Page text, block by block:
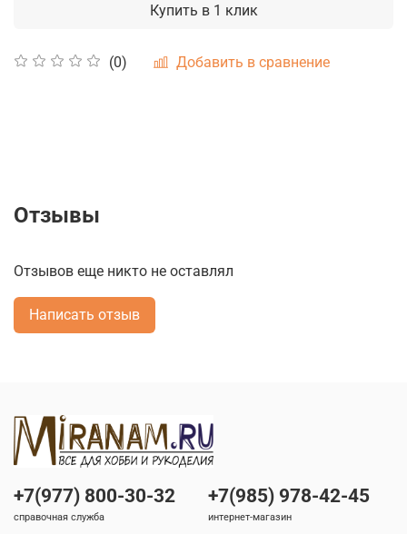
(0) Добавить в сравнение
Купить в 1 клик
Отзывы
Отзывов еще никто не оставлял
Написать отзыв
+7(977) 800-30-32
справочная служба
+7(985) 978-42-45
интернет-магазин